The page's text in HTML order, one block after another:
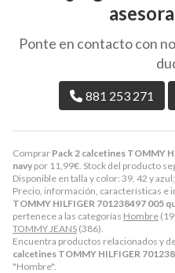
Comprar Pack 2 calcetines TOMMY
navy por 11,99€ . Stock del producto
Disponible en talla y color: 39, 42 y azul;
Precio, información, características e
TOMMY HILFIGER 701238497 005
pertenece a las categorías Hombre
TOMMY JEANS (386).
Encuentra productos relacionados y
calcetines TOMMY HILFIGER
"Hombre".
Ponte en contacto con
881 253 271